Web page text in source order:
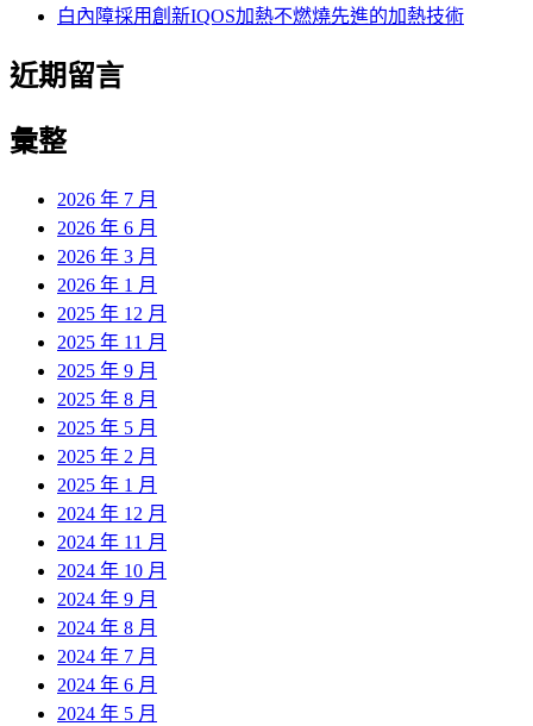
白內障採用創新IQOS加熱不燃燒先進的加熱技術
近期留言
彙整
2026 年 7 月
2026 年 6 月
2026 年 3 月
2026 年 1 月
2025 年 12 月
2025 年 11 月
2025 年 9 月
2025 年 8 月
2025 年 5 月
2025 年 2 月
2025 年 1 月
2024 年 12 月
2024 年 11 月
2024 年 10 月
2024 年 9 月
2024 年 8 月
2024 年 7 月
2024 年 6 月
2024 年 5 月